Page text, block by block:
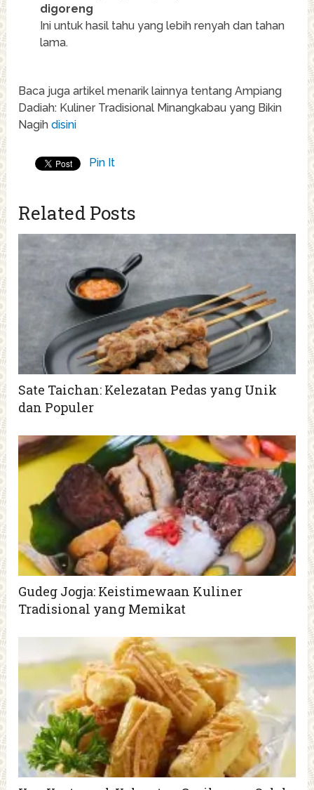
digoreng
Ini untuk hasil tahu yang lebih renyah dan tahan
lama.
Baca juga artikel menarik lainnya tentang Ampiang
Dadiah: Kuliner Tradisional Minangkabau yang Bikin
Nagihdisini
Pin It
Related Posts
Sate Taichan: Kelezatan Pedas yang Unik
dan Populer
Gudeg Jogja: Keistimewaan Kuliner
Tradisional yang Memikat